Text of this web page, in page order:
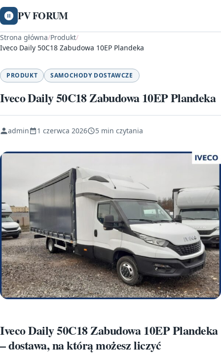
PV FORUM
Strona główna/Produkt/
Iveco Daily 50C18 Zabudowa 10EP Plandeka
PRODUKT SAMOCHODY DOSTAWCZE
Iveco Daily 50C18 Zabudowa 10EP Plandeka
admin 1 czerwca 2026 5 min czytania
Iveco Daily 50C18 Zabudowa 10EP Plandeka
– dostawa, na którą możesz liczyć